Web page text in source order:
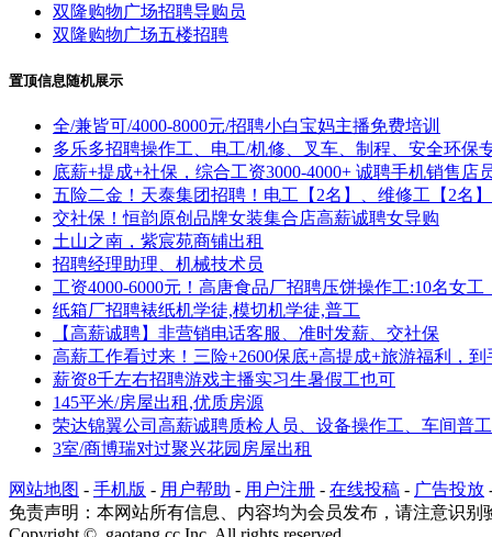
双隆购物广场招聘导购员
双隆购物广场五楼招聘
置顶信息随机展示
全/兼皆可/4000-8000元/招聘小白宝妈主播免费培训
多乐多招聘操作工、电工/机修、叉车、制程、安全环保
底薪+提成+社保，综合工资3000-4000+ 诚聘手机销售店
五险二金！天泰集团招聘！电工【2名】、维修工【2名
交社保！恒韵原创品牌女装集合店高薪诚聘女导购
土山之南，紫宸苑商铺出租
招聘经理助理、机械技术员
工资4000-6000元！高唐食品厂招聘压饼操作工:10名女
纸箱厂招聘裱纸机学徒,模切机学徒,普工
【高薪诚聘】非营销电话客服、准时发薪、交社保
高薪工作看过来！三险+2600保底+高提成+旅游福利，到
薪资8千左右招聘游戏主播实习生暑假工也可
145平米/房屋出租,优质房源
荣达锦翼公司高薪诚聘质检人员、设备操作工、车间普
3室/商博瑞对过聚兴花园房屋出租
网站地图 - 手机版 - 用户帮助 - 用户注册 - 在线投稿 - 广告投放
免责声明：本网站所有信息、内容均为会员发布，请注意识